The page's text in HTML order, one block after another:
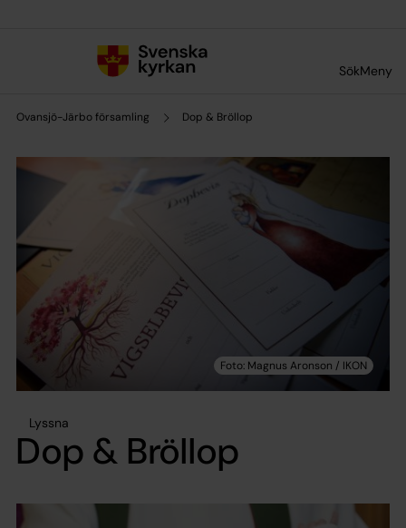
SökMeny
Ovansjö-Järbo församling Dop & Bröllop
Lyssna
Dop & Bröllop